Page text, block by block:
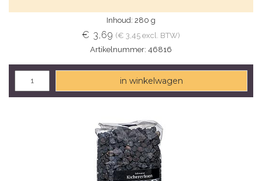
Inhoud: 280 g
€ 3,69 (€ 3,45 excl. BTW)
Artikelnummer: 46816
in winkelwagen